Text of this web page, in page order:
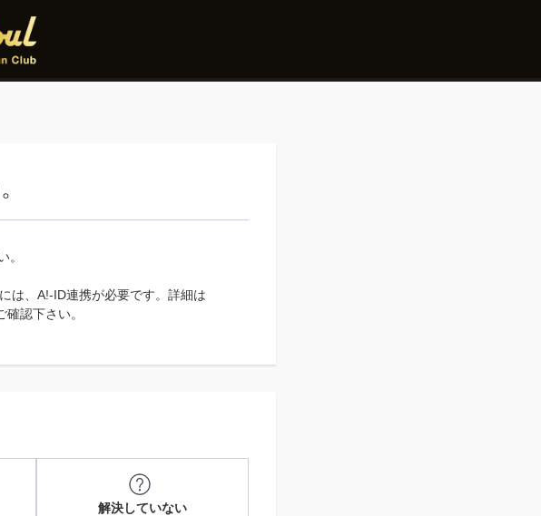
。
は、A!-ID連携が必要です。詳細は
確認下さい。
解決していない